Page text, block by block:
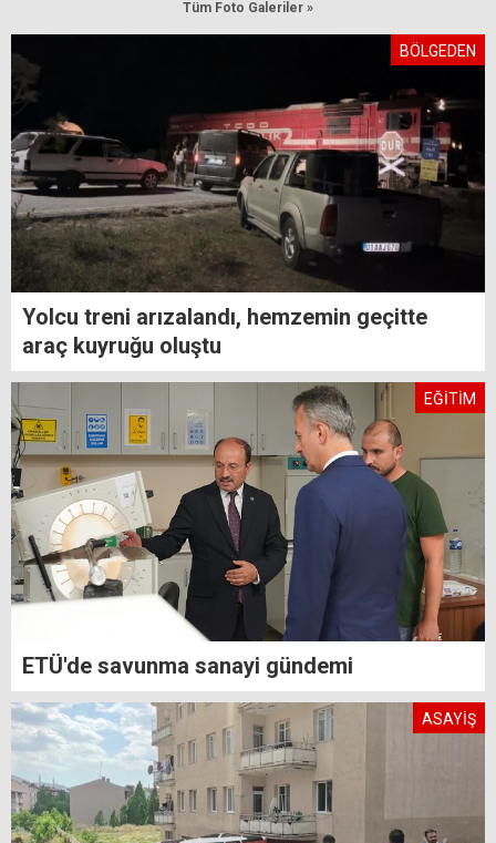
Tüm Foto Galeriler »
BÖLGEDEN
Yolcu treni arızalandı, hemzemin geçitte
araç kuyruğu oluştu
EĞİTİM
ETÜ'de savunma sanayi gündemi
ASAYİŞ